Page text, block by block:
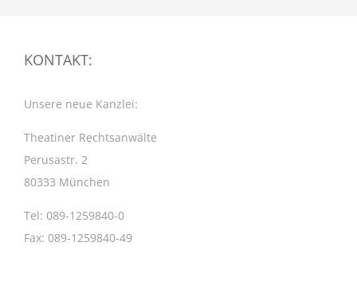
KONTAKT:
Unsere neue Kanzlei:
Theatiner Rechtsanwälte
Perusastr. 2
80333 München
Tel: 089-1259840-0
Fax: 089-1259840-49